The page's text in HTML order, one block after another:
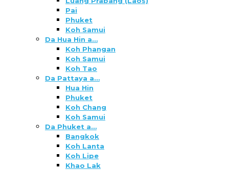
Pai
Phuket
Koh Samui
Da Hua Hin a…
Koh Phangan
Koh Samui
Koh Tao
Da Pattaya a…
Hua Hin
Phuket
Koh Chang
Koh Samui
Da Phuket a…
Bangkok
Koh Lanta
Koh Lipe
Khao Lak